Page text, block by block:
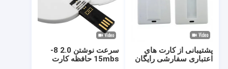
سرعت نوشتن 2.0 8-
15mbs حافظه کارت
پشتیبانی از کارت های
اعتباری سفارشی رایگان